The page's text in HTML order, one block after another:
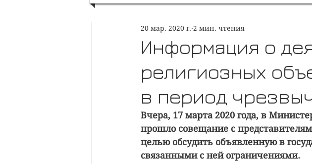
Информация о
религиозных
в период
20 мар. 2020 г. 2 мин. чтения
Вчера, 17 марта 2020 года, в
прошло совещание с
целью обсудить объявленную в
связанными с ней ограничениями.